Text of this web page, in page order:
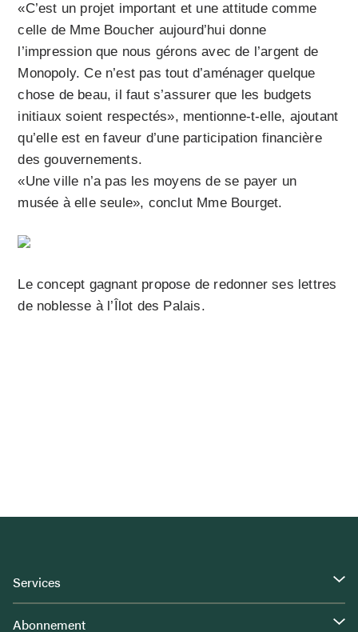
«C’est un projet important et une attitude comme
celle de Mme Boucher aujourd’hui donne
l’impression que nous gérons avec de l’argent de
Monopoly. Ce n’est pas tout d’aménager quelque
chose de beau, il faut s’assurer que les budgets
initiaux soient respectés», mentionne-t-elle, ajoutant
qu’elle est en faveur d’une participation financière
des gouvernements.
«Une ville n’a pas les moyens de se payer un
musée à elle seule», conclut Mme Bourget.
Le concept gagnant propose de redonner ses lettres
de noblesse à l’Îlot des Palais.
Services
Abonnement